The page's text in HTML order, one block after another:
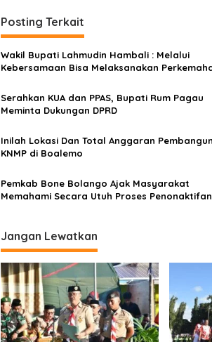
i
g
a
i
o
s
Posting Terkait
Wakil Bupati Lahmudin Hambali : Melalui
Kebersamaan Bisa Melaksanakan
Serahkan KUA dan PPAS, Bupati Rum Pagau
Meminta Dukungan DPRD
Inilah Lokasi Dan Total Anggaran
KNMP di Boalemo
Pemkab Bone Bolango Ajak Masyarakat
Memahami Secara Utuh Proses Penonaktifan
Jangan Lewatkan